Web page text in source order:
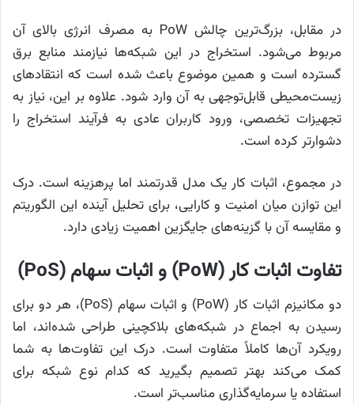
در مقابل، بزرگ‌ترین چالش PoW به مصرف انرژی بالای آن
مربوط می‌شود. استخراج در این شبکه‌ها نیازمند منابع برق
گسترده است و همین موضوع باعث شده است که انتقادهای
زیست‌محیطی قابل‌توجهی به آن وارد شود. علاوه بر این، نیاز به
تجهیزات تخصصی، ورود کاربران عادی به فرآیند استخراج را
دشوارتر کرده است.
در مجموع، اثبات کار یک مدل قدرتمند اما پرهزینه است. درک
این توازن میان امنیت و کارایی، برای تحلیل آینده این الگوریتم
و مقایسه آن با گزینه‌های جایگزین اهمیت زیادی دارد.
تفاوت اثبات کار (PoW) و اثبات سهام (PoS)
دو مکانیزم اثبات کار (PoW) و اثبات سهام (PoS)، هر دو برای
رسیدن به اجماع در شبکه‌های بلاکچینی طراحی شده‌اند، اما
رویکرد آن‌ها کاملاً متفاوت است. درک این تفاوت‌ها به شما
کمک می‌کند بهتر تصمیم بگیرید که کدام نوع شبکه برای
استفاده یا سرمایه‌گذاری مناسب‌تر است.